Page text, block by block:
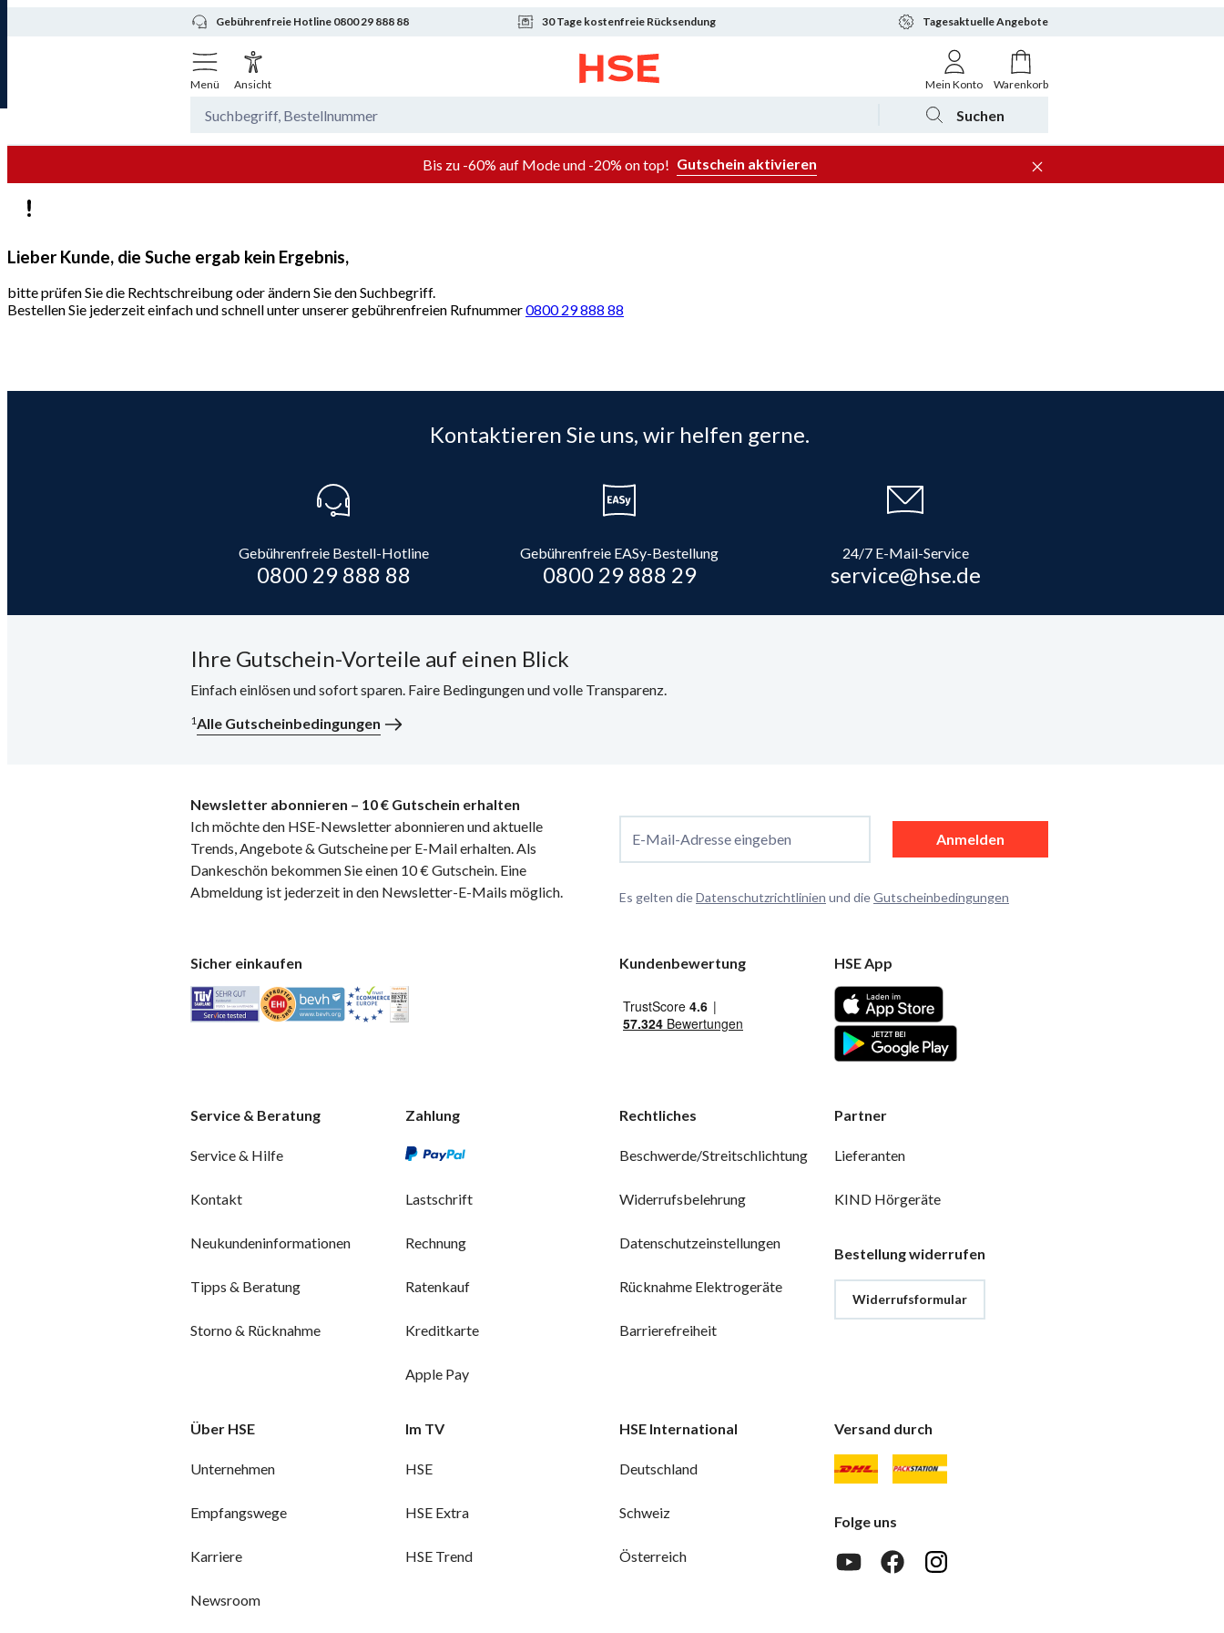
Gebührenfreie Hotline 0800 29 888 88 30 Tage kostenfreie Rücksendung Tagesaktuelle Angebote
Menü Ansicht Mein Konto Warenkorb
Suchen
Bis zu -60% auf Mode und -20% on top! Gutschein aktivieren
Lieber Kunde, die Suche ergab kein Ergebnis,
bitte prüfen Sie die Rechtschreibung oder ändern Sie den Suchbegriff.
Bestellen Sie jederzeit einfach und schnell unter unserer gebührenfreien Rufnummer0800 29 888 88
Kontaktieren Sie uns, wir helfen gerne.
Gebührenfreie Bestell-Hotline
0800 29 888 88
Gebührenfreie EASy-Bestellung
0800 29 888 29
24/7 E-Mail-Service
service@hse.de
Ihre Gutschein-Vorteile auf einen Blick
Einfach einlösen und sofort sparen. Faire Bedingungen und volle Transparenz.
1Alle Gutscheinbedingungen
Newsletter abonnieren – 10 € Gutschein erhalten
Ich möchte den HSE-Newsletter abonnieren und aktuelle
Trends, Angebote & Gutscheine per E-Mail erhalten. Als
Dankeschön bekommen Sie einen 10 € Gutschein. Eine
Abmeldung ist jederzeit in den Newsletter-E-Mails möglich.
E-Mail-Adresse eingeben Anmelden
Es gelten dieDatenschutzrichtlinien und dieGutscheinbedingungen
Sicher einkaufen Kundenbewertung HSE App
Service & Beratung
Service & Hilfe
Kontakt
Neukundeninformationen
Tipps & Beratung
Storno & Rücknahme
Zahlung
Lastschrift
Rechnung
Ratenkauf
Kreditkarte
Apple Pay
Rechtliches
Beschwerde/Streitschlichtung
Widerrufsbelehrung
Datenschutzeinstellungen
Rücknahme Elektrogeräte
Barrierefreiheit
Partner
Lieferanten
KIND Hörgeräte
Bestellung widerrufen
Widerrufsformular
Über HSE
Unternehmen
Empfangswege
Karriere
Newsroom
Im TV
HSE
HSE Extra
HSE Trend
HSE International
Deutschland
Schweiz
Österreich
Versand durch
Folge uns